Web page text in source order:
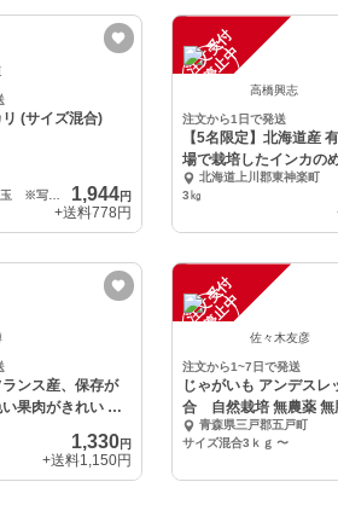
(サイズ混合)
1箱(4.5kg詰) 約40玉 ※写真3枚目参照
1,944円
+送料778円
注
文
受
付
停
止
中
高橋興志
注文から1日で発送
【5名限定】北海道産
場で栽培したインカの
北海道上川郡東神楽町
3㎏
ンス産、保存が
果肉がきれい や
1,330円
+送料1,150円
注
文
受
付
停
止
中
佐々木友彦
注文から1~7日で発送
じゃがいも アンデスレ
合 自然栽培 無農薬 無
青森県三戸郡五戸町
サイズ混合3ｋｇ 〜